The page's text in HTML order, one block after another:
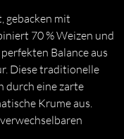
gebacken mit
70 % Weizen und
Balance aus
Diese traditionelle
durch eine zarte
Krume aus.